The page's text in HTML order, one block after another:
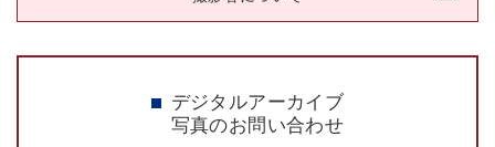
デジタルアーカイブ
写真のお問い合わせ